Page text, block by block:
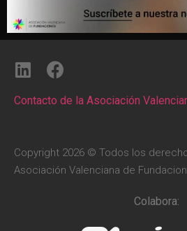
Contacto de la Asociación
Copyright 2026 © Todos los
Asociación Valenciana de
Colabora: